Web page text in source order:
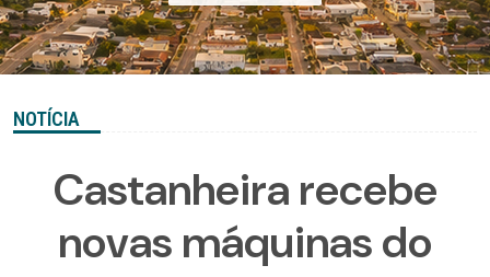
NOTÍCIA
Castanheira recebe
novas máquinas do